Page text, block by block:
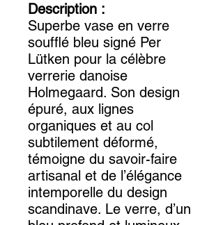
Description :
Superbe vase en verre
soufflé bleu signé Per
Lütken pour la célèbre
verrerie danoise
Holmegaard. Son design
épuré, aux lignes
organiques et au col
subtilement déformé,
témoigne du savoir-faire
artisanal et de l’élégance
intemporelle du design
scandinave. Le verre, d’un